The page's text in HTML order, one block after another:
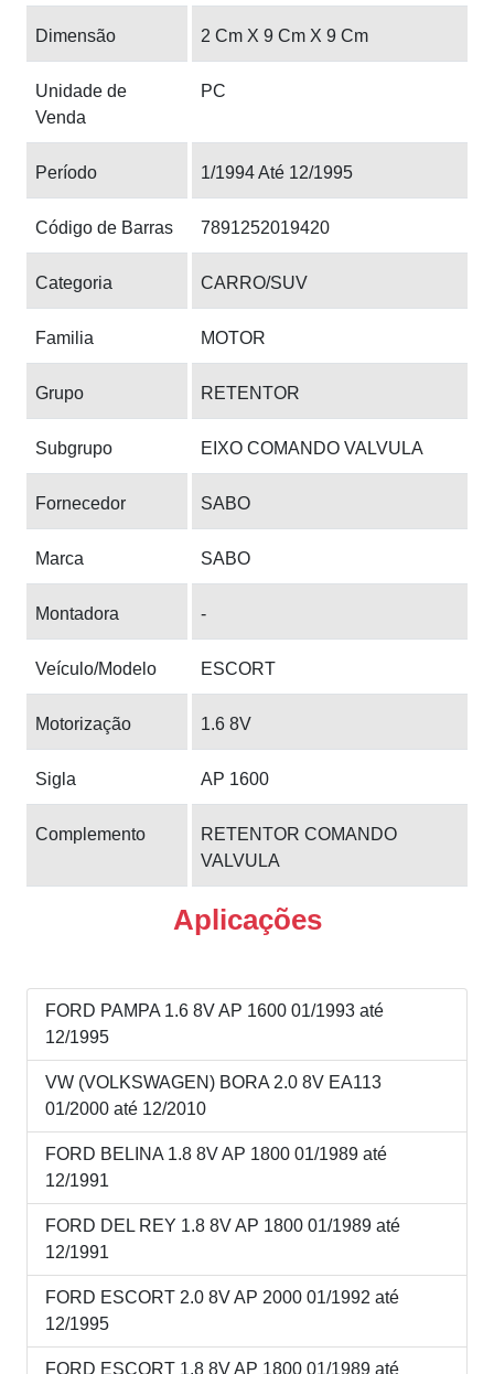
Dimensão 2 Cm X 9 Cm X 9 Cm
Unidade de
Venda
PC
Período 1/1994 Até 12/1995
Código de Barras 7891252019420
Categoria CARRO/SUV
Familia MOTOR
Grupo RETENTOR
Subgrupo EIXO COMANDO VALVULA
Fornecedor SABO
Marca SABO
Montadora -
Veículo/Modelo ESCORT
Motorização 1.6 8V
Sigla AP 1600
Complemento
RETENTOR COMANDO
VALVULA
Aplicações
FORD PAMPA 1.6 8V AP 1600 01/1993 até
12/1995
VW (VOLKSWAGEN) BORA 2.0 8V EA113
01/2000 até 12/2010
FORD BELINA 1.8 8V AP 1800 01/1989 até
12/1991
FORD DEL REY 1.8 8V AP 1800 01/1989 até
12/1991
FORD ESCORT 2.0 8V AP 2000 01/1992 até
12/1995
FORD ESCORT 1.8 8V AP 1800 01/1989 até